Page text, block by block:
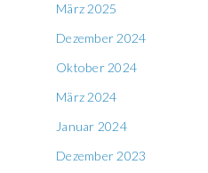
März 2025
Dezember 2024
Oktober 2024
März 2024
Januar 2024
Dezember 2023